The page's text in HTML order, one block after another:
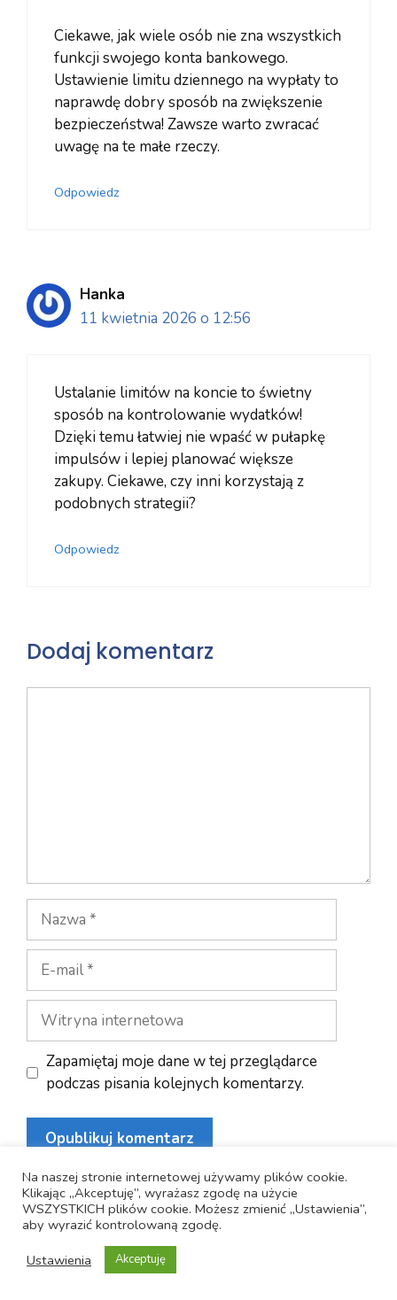
Ciekawe, jak wiele osób nie zna wszystkich
funkcji swojego konta bankowego.
Ustawienie limitu dziennego na wypłaty to
naprawdę dobry sposób na zwiększenie
bezpieczeństwa! Zawsze warto zwracać
uwagę na te małe rzeczy.
Odpowiedz
Hanka
11 kwietnia 2026 o 12:56
Ustalanie limitów na koncie to świetny
sposób na kontrolowanie wydatków!
Dzięki temu łatwiej nie wpaść w pułapkę
impulsów i lepiej planować większe
zakupy. Ciekawe, czy inni korzystają z
podobnych strategii?
Odpowiedz
Dodaj komentarz
Nazwa
mail
Witryna
internetowa
Zapamiętaj moje dane w tej przeglądarce
podczas pisania kolejnych komentarzy.
KURSY WALUT NBP
Na naszej stronie internetowej używamy plików cookie.
Klikając „Akceptuję”, wyrażasz zgodę na użycie
WSZYSTKICH plików cookie. Możesz zmienić „Ustawienia”,
aby wyrazić kontrolowaną zgodę.
Ustawienia
Akceptuję